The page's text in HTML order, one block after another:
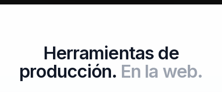
Herramientas de
producción. En la web.